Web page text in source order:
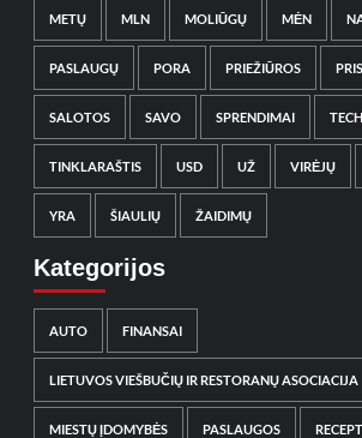
METŲ MLN MOLIŪGŲ MĖN
PASLAUGŲ PORA PRIEŽIŪROS
SALOTOS SAVO SPRENDIMAI
TINKLARAŠTIS USD UŽ VIRĖJŲ
YRA ŠIAULIŲ ŽAIDIMŲ
Kategorijos
AUTO FINANSAI
LIETUVOS VIEŠBUČIŲ IR RESTORANŲ ASOCIACIJA
MIESTŲ ĮDOMYBĖS PASLAUGOS